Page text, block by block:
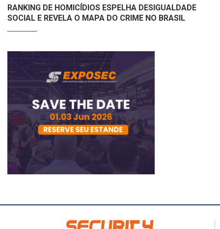
RANKING DE HOMICÍDIOS ESPELHA DESIGUALDADE
SOCIAL E REVELA O MAPA DO CRIME NO BRASIL